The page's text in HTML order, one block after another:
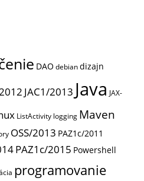
DAO debiandizajn
JAC1/2013 Java JAX-
ListActivity logging Maven
OSS/2013 PAZ1c/2011
PAZ1c/2015 Powershell
programovanie